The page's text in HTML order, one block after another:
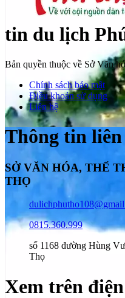
tin du lịch
Bản quyền thuộc về Sở Văn
Chính sách bảo mật
Điều khoản sử dụng
Liên hệ
Thông tin liên
SỞ VĂN HÓA, THỂ
THỌ
0815.360.999
số 1168 đường Hùng
Thọ
Xem trên